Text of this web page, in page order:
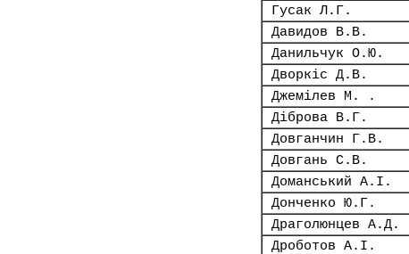
Гусак Л.Г.
Давидов В.В.
Данильчук О.Ю.
Дворкіс Д.В.
Джемілев М. .
Діброва В.Г.
Довганчин Г.В.
Довгань С.В.
Доманський А.І.
Донченко Ю.Г.
Драголюнцев А.Д.
Дроботов А.І.